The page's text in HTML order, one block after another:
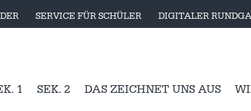
SERVICE FÜR SCHÜLER DIGITALER
1 SEK. 2 DAS ZEICHNET UNS AUS